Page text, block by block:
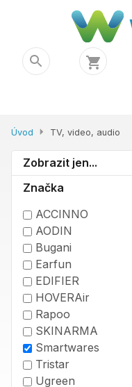
Úvod TV, video, audio
Zobrazit jen...
Značka
ACCINNO
AODIN
Bugani
Earfun
EDIFIER
HOVERAir
Rapoo
SKINARMA
Smartwares
Tristar
Ugreen